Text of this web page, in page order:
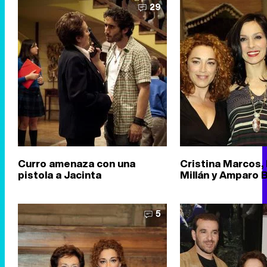
29
Curro amenaza con una
pistola a Jacinta
Cristina Marcos,
Millán y Amparo
5